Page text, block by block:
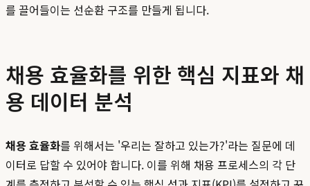
를 끌어들이는 선순환 구조를 만들게 됩니다.
채용 효율화를 위한 핵심 지표와 채
용 데이터 분석
채용 효율화를 위해서는 '우리는 잘하고 있는가?'라는 질문에 데
이터로 답할 수 있어야 합니다. 이를 위해 채용 프로세스의 각 단